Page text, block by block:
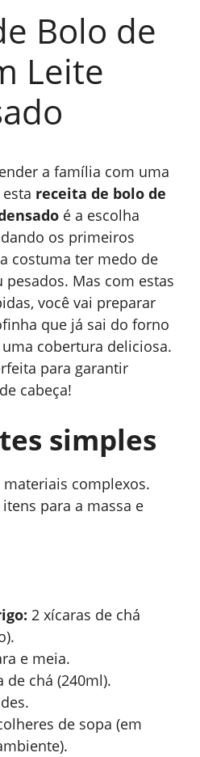
Bolo de
Leite
a família com uma
receita de bolo de
é a escolha
os primeiros
costuma ter medo de
Mas com estas
você vai preparar
que já sai do forno
cobertura deliciosa.
para garantir
cabeça!
simples
complexos.
para a massa e
2 xícaras de chá
e meia.
de chá (240ml).
de sopa (em